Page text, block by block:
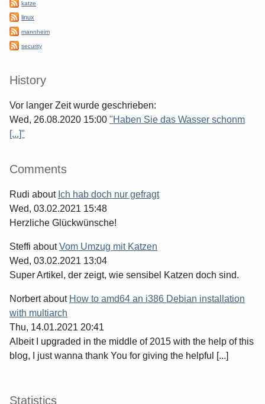
katze
linux
mannheim
security
History
Vor langer Zeit wurde geschrieben:
Wed, 26.08.2020 15:00 "Haben Sie das Wasser schonm
[...]"
Comments
Rudi about Ich hab doch nur gefragt
Wed, 03.02.2021 15:48
Herzliche Glückwünsche!
Steffi aboutVom Umzug mit Katzen
Wed, 03.02.2021 13:04
Super Artikel, der zeigt, wie sensibel Katzen doch sind.
Norbertabout How to amd64 an i386 Debian installation
with multiarch
Thu, 14.01.2021 20:41
Albeit I upgraded in the middle of 2015 with the help of this
blog, I just wanna thank You for giving the helpful [...]
Statistics